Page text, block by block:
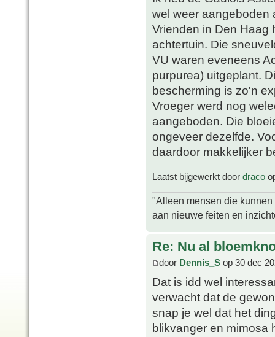
wel weer aangeboden
Vrienden in Den Haag
achtertuin. Die
VU waren eveneens
purpurea) uitgeplant.
bescherming is zo'n
Vroeger werd nog
aangeboden. Die
ongeveer dezelfde.
daardoor makkelijker
Laatst bijgewerkt door draco
"Alleen mensen die
aan nieuwe feiten en
Re: Nu al
door Dennis_S op 30 dec
Dat is idd wel
verwacht dat de
snap je wel dat het
blikvanger en mimosa